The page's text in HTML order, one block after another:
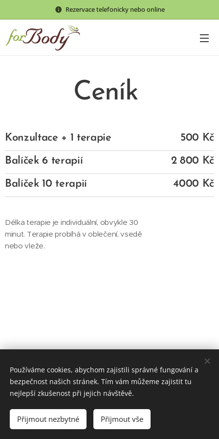
Rezervace telefonicky nebo online
Ceník
Konzultace + 1 terapie 500 Kč
Balíček 6 terapií 2 800 Kč
Balíček 10 terapií 4000 Kč
Délka terapie je individuální, obvykle 30
minut. Terapie probíhá v oblečení, vsedě
nebo vleže.
© 2025 Centrum pohybu a zdraví, Sedláčkova 472/6, Písek, 397 01
Ochrana osobních údajů
Cookies
Používáme cookies, abychom zajistili správné fungování a
bezpečnost našich stránek. Tím vám můžeme zajistit tu
nejlepší zkušenost při jejich návštěvě.
Přijmout nezbytné Přijmout vše